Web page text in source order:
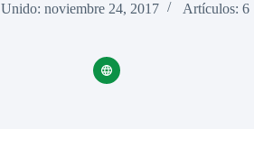
Unido: noviembre 24, 2017 Artículos: 6